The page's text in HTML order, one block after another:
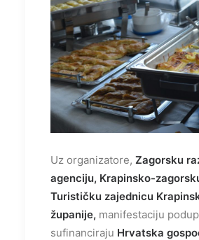
Uz organizatore, Zagorsku
agenciju, Krapinsko-
Turističku zajednicu
županije, manifestaciju
sufinanciraju Hrvatska